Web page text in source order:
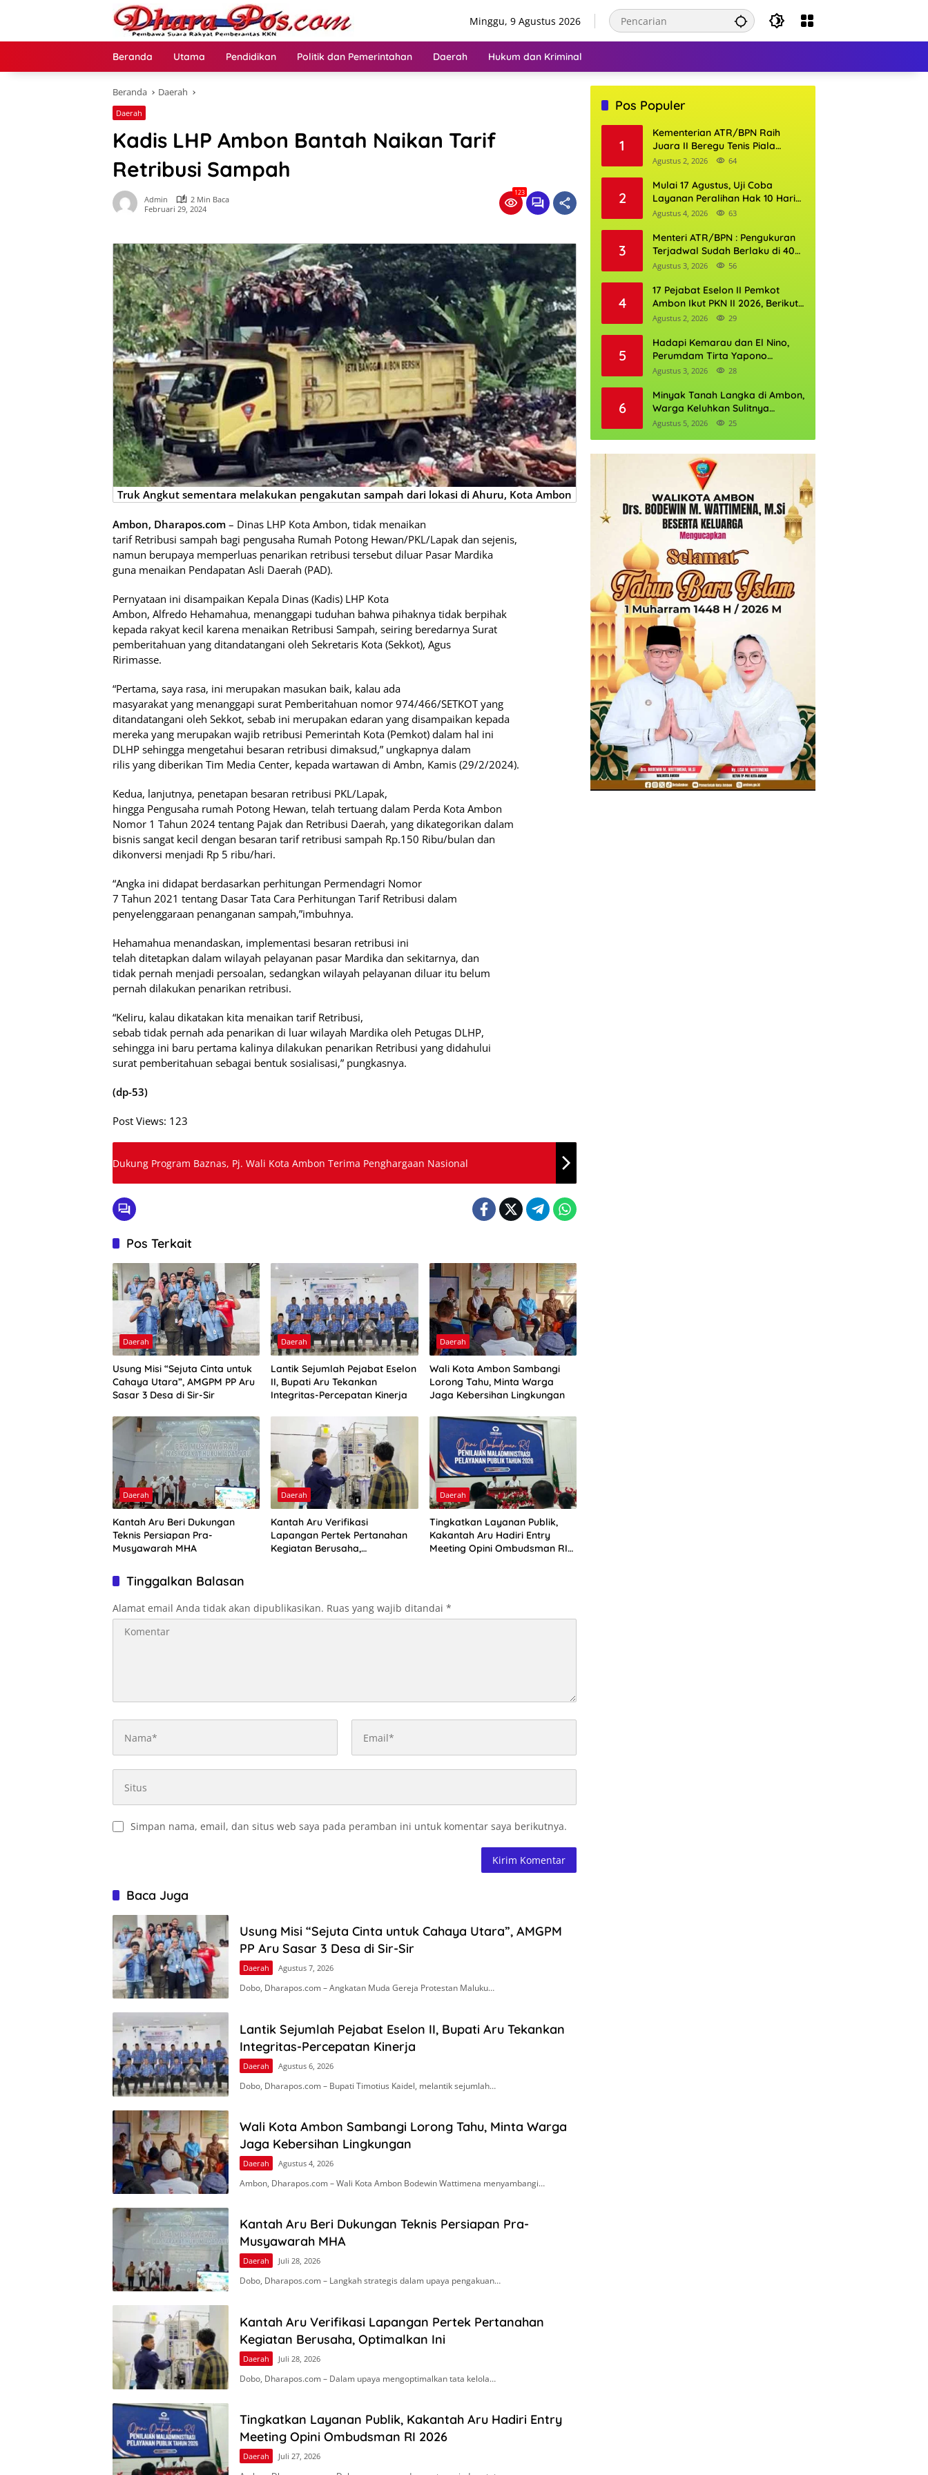
Minggu, 9 Agustus 2026
Beranda Utama Pendidikan Politik dan Pemerintahan Daerah Hukum dan Kriminal
Beranda Daerah
Daerah
Kadis LHP Ambon Bantah Naikan Tarif
Retribusi Sampah
Admin
2 Min Baca
Februari 29, 2024
123
Truk Angkut sementara melakukan pengakutan sampah dari lokasi di Ahuru, Kota Ambon
Ambon, Dharapos.com – Dinas LHP Kota Ambon, tidak menaikan
tarif Retribusi sampah bagi pengusaha Rumah Potong Hewan/PKL/Lapak dan sejenis,
namun berupaya memperluas penarikan retribusi tersebut diluar Pasar Mardika
guna menaikan Pendapatan Asli Daerah (PAD).
Pernyataan ini disampaikan Kepala Dinas (Kadis) LHP Kota
Ambon, Alfredo Hehamahua, menanggapi tuduhan bahwa pihaknya tidak berpihak
kepada rakyat kecil karena menaikan Retribusi Sampah, seiring beredarnya Surat
pemberitahuan yang ditandatangani oleh Sekretaris Kota (Sekkot), Agus
Ririmasse.
“Pertama, saya rasa, ini merupakan masukan baik, kalau ada
masyarakat yang menanggapi surat Pemberitahuan nomor 974/466/SETKOT yang
ditandatangani oleh Sekkot, sebab ini merupakan edaran yang disampaikan kepada
mereka yang merupakan wajib retribusi Pemerintah Kota (Pemkot) dalam hal ini
DLHP sehingga mengetahui besaran retribusi dimaksud,” ungkapnya dalam
rilis yang diberikan Tim Media Center, kepada wartawan di Ambn, Kamis (29/2/2024).
Kedua, lanjutnya, penetapan besaran retribusi PKL/Lapak,
hingga Pengusaha rumah Potong Hewan, telah tertuang dalam Perda Kota Ambon
Nomor 1 Tahun 2024 tentang Pajak dan Retribusi Daerah, yang dikategorikan dalam
bisnis sangat kecil dengan besaran tarif retribusi sampah Rp.150 Ribu/bulan dan
dikonversi menjadi Rp 5 ribu/hari.
“Angka ini didapat berdasarkan perhitungan Permendagri Nomor
7 Tahun 2021 tentang Dasar Tata Cara Perhitungan Tarif Retribusi dalam
penyelenggaraan penanganan sampah,”imbuhnya.
Hehamahua menandaskan, implementasi besaran retribusi ini
telah ditetapkan dalam wilayah pelayanan pasar Mardika dan sekitarnya, dan
tidak pernah menjadi persoalan, sedangkan wilayah pelayanan diluar itu belum
pernah dilakukan penarikan retribusi.
“Keliru, kalau dikatakan kita menaikan tarif Retribusi,
sebab tidak pernah ada penarikan di luar wilayah Mardika oleh Petugas DLHP,
sehingga ini baru pertama kalinya dilakukan penarikan Retribusi yang didahului
surat pemberitahuan sebagai bentuk sosialisasi,” pungkasnya.
(dp-53)
Post Views: 123
Dukung Program Baznas, Pj. Wali Kota Ambon Terima Penghargaan Nasional
Pos Terkait
Daerah
Usung Misi “Sejuta Cinta untuk
Cahaya Utara”, AMGPM PP Aru
Sasar 3 Desa di Sir-Sir
Daerah
Lantik Sejumlah Pejabat Eselon
II, Bupati Aru Tekankan
Integritas-Percepatan Kinerja
Daerah
Wali Kota Ambon Sambangi
Lorong Tahu, Minta Warga
Jaga Kebersihan Lingkungan
Daerah
Kantah Aru Beri Dukungan
Teknis Persiapan Pra-
Musyawarah MHA
Daerah
Kantah Aru Verifikasi
Lapangan Pertek Pertanahan
Kegiatan Berusaha,
Daerah
Tingkatkan Layanan Publik,
Kakantah Aru Hadiri Entry
Meeting Opini Ombudsman RI
Tinggalkan Balasan
Alamat email Anda tidak akan dipublikasikan. Ruas yang wajib ditandai *
Simpan nama, email, dan situs web saya pada peramban ini untuk komentar saya berikutnya.
Baca Juga
Usung Misi “Sejuta Cinta untuk Cahaya Utara”, AMGPM
PP Aru Sasar 3 Desa di Sir-Sir
Daerah Agustus 7, 2026
Dobo, Dharapos.com – Angkatan Muda Gereja Protestan Maluku…
Lantik Sejumlah Pejabat Eselon II, Bupati Aru Tekankan
Integritas-Percepatan Kinerja
Daerah Agustus 6, 2026
Dobo, Dharapos.com – Bupati Timotius Kaidel, melantik sejumlah…
Wali Kota Ambon Sambangi Lorong Tahu, Minta Warga
Jaga Kebersihan Lingkungan
Daerah Agustus 4, 2026
Ambon, Dharapos.com – Wali Kota Ambon Bodewin Wattimena menyambangi…
Kantah Aru Beri Dukungan Teknis Persiapan Pra-
Musyawarah MHA
Daerah Juli 28, 2026
Dobo, Dharapos.com – Langkah strategis dalam upaya pengakuan…
Kantah Aru Verifikasi Lapangan Pertek Pertanahan
Kegiatan Berusaha, Optimalkan Ini
Daerah Juli 28, 2026
Dobo, Dharapos.com – Dalam upaya mengoptimalkan tata kelola…
Tingkatkan Layanan Publik, Kakantah Aru Hadiri Entry
Meeting Opini Ombudsman RI 2026
Daerah Juli 27, 2026
Pos Populer
1
Kementerian ATR/BPN Raih
Juara II Beregu Tenis Piala
Gubernur DKI Jakarta 2026
Agustus 2, 2026 64
2
Mulai 17 Agustus, Uji Coba
Layanan Peralihan Hak 10 Hari
di 15 Kantor Pertanahan
Agustus 4, 2026 63
3
Menteri ATR/BPN : Pengukuran
Terjadwal Sudah Berlaku di 400
Kantor Pertanahan
Agustus 3, 2026 56
4
17 Pejabat Eselon II Pemkot
Ambon Ikut PKN II 2026, Berikut
Daftarnya
Agustus 2, 2026 29
5
Hadapi Kemarau dan El Nino,
Perumdam Tirta Yapono
Perkuat Cadangan Air Ambon
Agustus 3, 2026 28
6
Minyak Tanah Langka di Ambon,
Warga Keluhkan Sulitnya
Mendapatkan Mitan
Agustus 5, 2026 25